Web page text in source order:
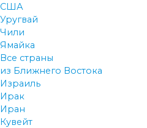
США
Уругвай
Чили
Ямайка
Все страны
из Ближнего Востока
Израиль
Ирак
Иран
Кувейт